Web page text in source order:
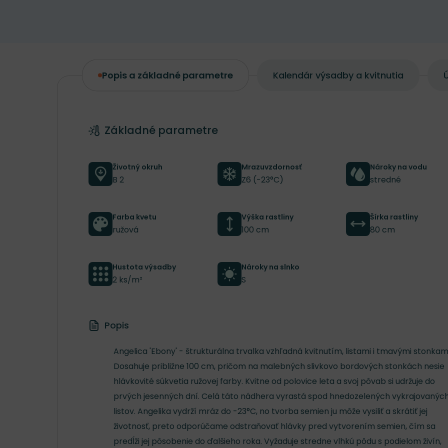
Popis a základné parametre Kalendár výsadby a kvitnutia
Popis a základné parametre
Základné parametre
Životný okruh
B 2
Mrazuvzdornosť
Z6 (-23°C)
Nároky na vodu
stredné
Farba kvetu
ružová
Výška rastliny
100 cm
Šírka rastliny
80 cm
Hustota výsadby
2 ks/m²
Nároky na slnko
S
Popis
Angelica 'Ebony' - štrukturálna trvalka vzhľadná kvitnutím, listami i tmavými
Dosahuje približne 100 cm, pričom na malebných slivkovo bordových stonkách nesie
hlávkovité súkvetia ružovej farby. Kvitne od polovice leta a svoj pôvab si udržuje do
prvých jesenných dní. Celá táto nádhera vyrastá spod hnedozelených
listov. Angelika vydrží mráz do -23°C, no tvorba semien ju môže vysiliť a skrátiť jej
životnosť, preto odporúčame odstraňovať hlávky pred vytvorením semien, čím sa
predĺži jej pôsobenie do ďalšieho roka. Vyžaduje stredne vlhkú pôdu s podielom živín,